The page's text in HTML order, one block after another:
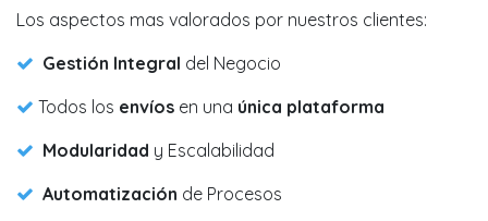
Los aspectos mas valorados por nuestros clientes:
Gestión Integral del Negocio
Todos los envíos en una única plataforma
Modularidad y Escalabilidad
Automatización de Procesos